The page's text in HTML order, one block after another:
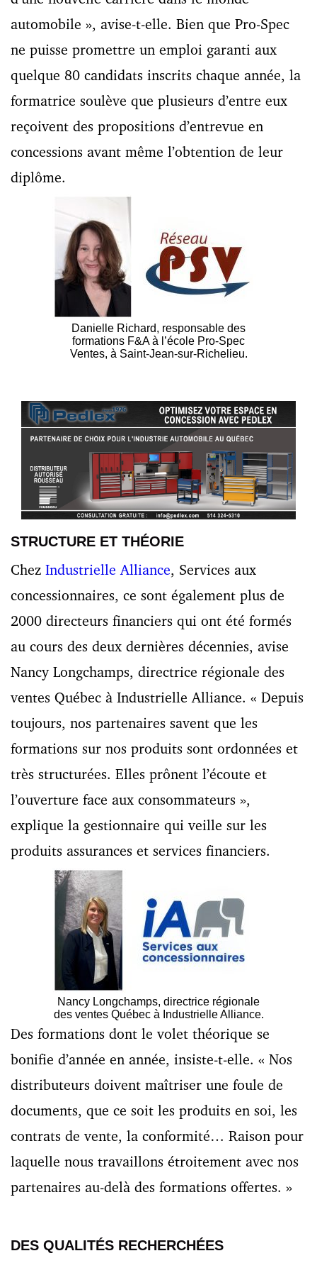
automobile », avise-t-elle. Bien que Pro-Spec
ne puisse promettre un emploi garanti aux
quelque 80 candidats inscrits chaque année, la
formatrice soulève que plusieurs d’entre eux
reçoivent des propositions d’entrevue en
concessions avant même l’obtention de leur
diplôme.
Danielle Richard, responsable des
formations F&A à l’école Pro-Spec
Ventes, à Saint-Jean-sur-Richelieu.
STRUCTURE ET THÉORIE
Chez Industrielle Alliance, Services aux
concessionnaires, ce sont également plus de
2000 directeurs financiers qui ont été formés
au cours des deux dernières décennies, avise
Nancy Longchamps, directrice régionale des
ventes Québec à Industrielle Alliance. « Depuis
toujours, nos partenaires savent que les
formations sur nos produits sont ordonnées et
très structurées. Elles prônent l’écoute et
l’ouverture face aux consommateurs »,
explique la gestionnaire qui veille sur les
produits assurances et services financiers.
Nancy Longchamps, directrice régionale
des ventes Québec à Industrielle Alliance.
Des formations dont le volet théorique se
bonifie d’année en année, insiste-t-elle. « Nos
distributeurs doivent maîtriser une foule de
documents, que ce soit les produits en soi, les
contrats de vente, la conformité… Raison pour
laquelle nous travaillons étroitement avec nos
partenaires au-delà des formations offertes. »
DES QUALITÉS RECHERCHÉES